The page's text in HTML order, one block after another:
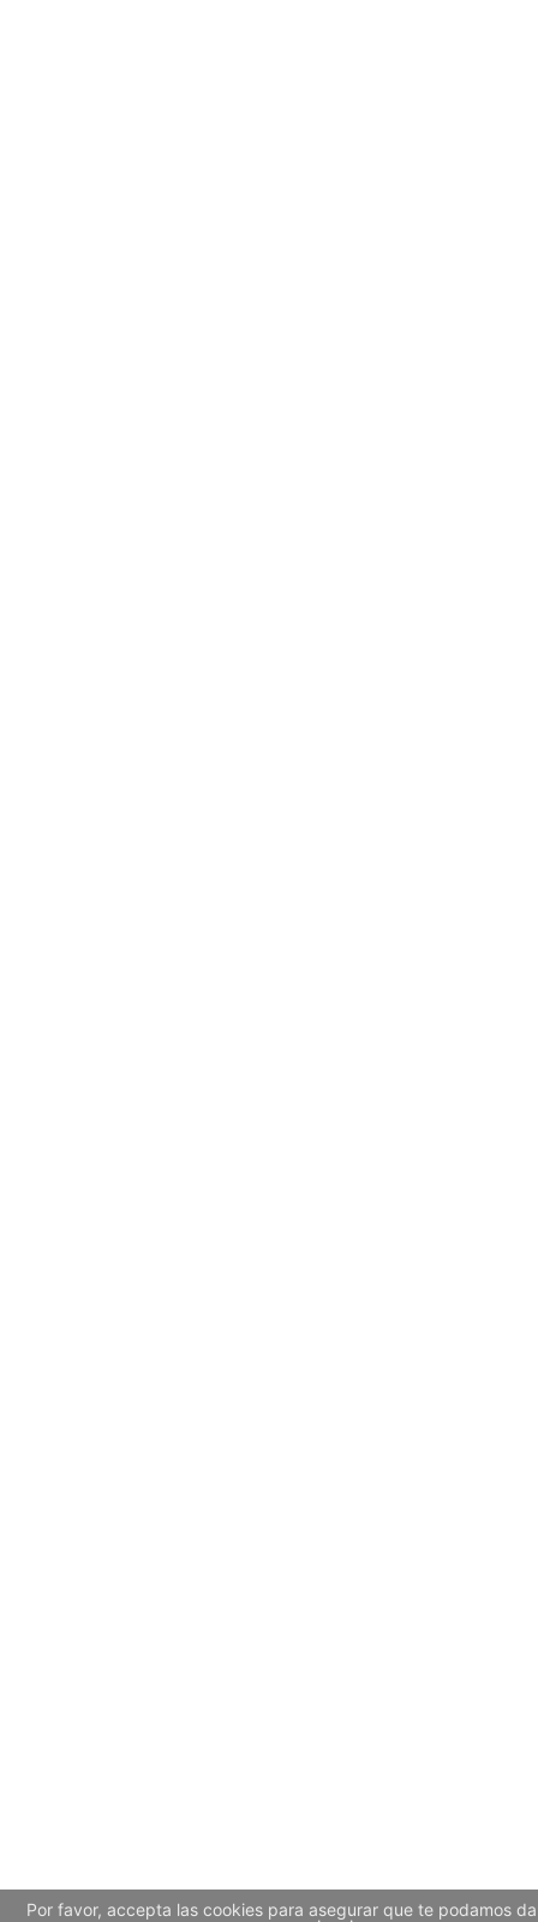
Por favor, accepta las cookies para asegurar que te podamos